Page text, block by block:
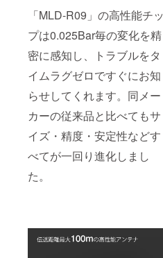
「MLD-R09」の高性能チッ
プは0.025Bar毎の変化を精
密に感知し、トラブルをタ
イムラグゼロですぐにお知
らせしてくれます。同メー
カーの従来品と比べてもサ
イズ・精度・安定性などす
べてが一回り進化しまし
た。